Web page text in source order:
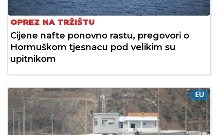
OPREZ NA TRŽIŠTU
Cijene nafte ponovno rastu, pregovori o
Hormuškom tjesnacu pod velikim su
upitnikom
EU